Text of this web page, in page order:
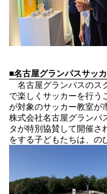
■名古屋グランパスサッ
名古屋グランパスのス
で楽しくサッカーを行う
が対象のサッカー教室が
株式会社名古屋グランパ
タが特別協賛して開催さ
をする子どもたちは、の